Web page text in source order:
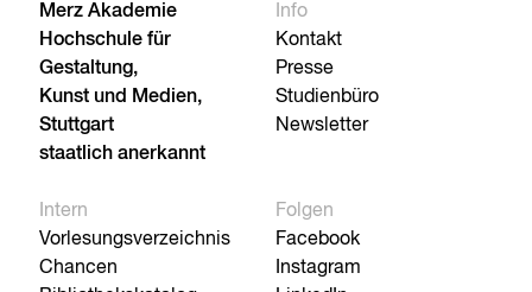
Merz Akademie
Hochschule für
Gestaltung,
Kunst und Medien,
Stuttgart
staatlich anerkannt
Info
Kontakt
Presse
Studienbüro
Newsletter
Intern
Vorlesungsverzeichnis
Chancen
Folgen
Facebook
Instagram